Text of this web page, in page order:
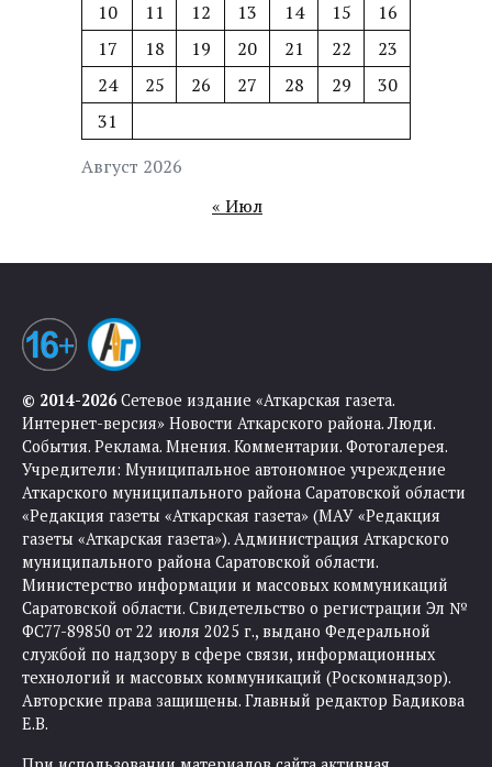
Август 2026
10
11 12 13 14 15
16
17
18 19 20 21 22
23
24
25 26 27 28 29
30
31
« Июл
© 2014-2026Сетевое издание «Аткарская газета.
Интернет-версия» Новости Аткарского района. Люди.
События. Реклама. Мнения. Комментарии. Фотогалерея.
Учредители: Муниципальное автономное учреждение
Аткарского муниципального района Саратовской области
«Редакция газеты «Аткарская газета» (МАУ «Редакция
газеты «Аткарская газета»). Администрация Аткарского
муниципального района Саратовской области.
Министерство информации и массовых коммуникаций
Саратовской области. Свидетельство о регистрации Эл №
ФС77-89850 от 22 июля 2025 г., выдано Федеральной
службой по надзору в сфере связи, информационных
технологий и массовых коммуникаций (Роскомнадзор).
Авторские права защищены. Главный редактор Бадикова
Е.В.